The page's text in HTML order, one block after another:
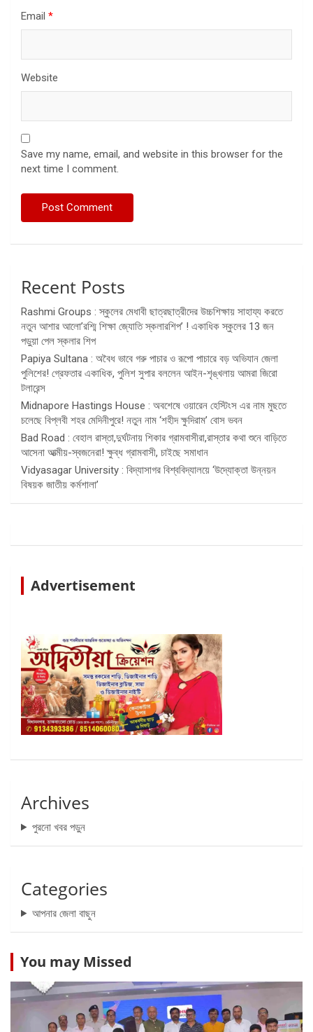
Email *
Website
Save my name, email, and website in this browser for the
next time I comment.
Recent Posts
Rashmi Groups : স্কুলের মেধাবী ছাত্রছাত্রীদের উচ্চশিক্ষায় সাহায্য করতে
নতুন আশার আলো’রশ্মি শিক্ষা জ্যোতি স্কলারশিপ’ ! একাধিক স্কুলের 13 জন
পড়ুয়া পেল স্কলার শিপ
Papiya Sultana : অবৈধ ভাবে গরু পাচার ও রূপো পাচারে বড় অভিযান জেলা
পুলিশের! গ্রেফতার একাধিক, পুলিশ সুপার বললেন আইন-শৃঙ্খলায় আমরা জিরো
টলারেন্স
Midnapore Hastings House : অবশেষে ওয়ারেন হেস্টিংস এর নাম মুছতে
চলেছে বিপ্লবী শহর মেদিনীপুরে! নতুন নাম ‘শহীদ ক্ষুদিরাম’ বোস ভবন
Bad Road : বেহাল রাস্তা,দুর্ঘটনায় শিকার গ্রামবাসীরা,রাস্তার কথা শুনে বাড়িতে
আসেনা আত্মীয়-স্বজনেরা! ক্ষুব্ধ গ্রামবাসী, চাইছে সমাধান
Vidyasagar University : বিদ্যাসাগর বিশ্ববিদ্যালয়ে ‘উদ্যোক্তা উন্নয়ন
বিষয়ক জাতীয় কর্মশালা’
Advertisement
Archives
পুরনো খবর পড়ুন
Categories
আপনার জেলা বাছুন
You may Missed